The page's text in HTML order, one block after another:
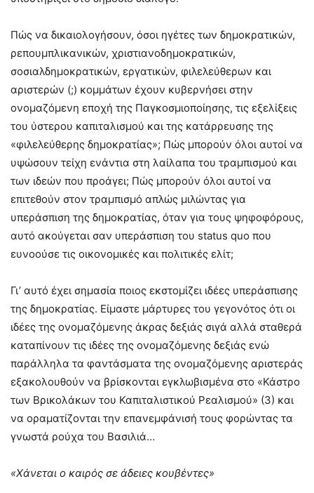
Πώς να δικαιολογήσουν, όσοι ηγέτες των δημοκρατικών,
ρεπουμπλικανικών, χριστιανοδημοκρατικών,
σοσιαλδημοκρατικών, εργατικών, φιλελεύθερων και
αριστερών (;) κομμάτων έχουν κυβερνήσει στην
ονομαζόμενη εποχή της Παγκοσμιοποίησης, τις εξελίξεις
του ύστερου καπιταλισμού και της κατάρρευσης της
«φιλελεύθερης δημοκρατίας»; Πώς μπορούν όλοι αυτοί να
υψώσουν τείχη ενάντια στη λαίλαπα του τραμπισμού και
των ιδεών που προάγει; Πώς μπορούν όλοι αυτοί να
επιτεθούν στον τραμπισμό απλώς μιλώντας για
υπεράσπιση της δημοκρατίας, όταν για τους ψηφοφόρους,
αυτό ακούγεται σαν υπεράσπιση του status quo που
ευνοούσε τις οικονομικές και πολιτικές ελίτ;
Γι’ αυτό έχει σημασία ποιος εκστομίζει ιδέες υπεράσπισης
της δημοκρατίας. Είμαστε μάρτυρες του γεγονότος ότι οι
ιδέες της ονομαζόμενης άκρας δεξιάς σιγά αλλά σταθερά
καταπίνουν τις ιδέες της ονομαζόμενης δεξιάς ενώ
παράλληλα τα φαντάσματα της ονομαζόμενης αριστεράς
εξακολουθούν να βρίσκονται εγκλωβισμένα στο «Κάστρο
των Βρικολάκων του Καπιταλιστικού Ρεαλισμού» (3) και
να οραματίζονται την επανεμφάνισή τους φορώντας τα
γνωστά ρούχα του Βασιλιά…
«Χάνεται ο καιρός σε άδειες κουβέντες»